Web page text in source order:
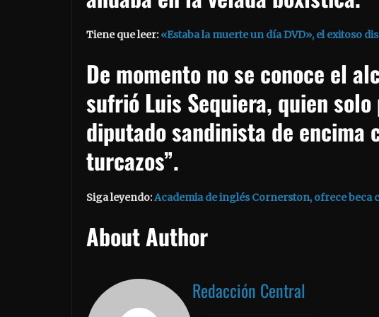
Tiene que leer:«Estaba la muerte un día DVD», el exitoso
De momento no se conoce el
sufrió Luis Sequiera, quien
diputado sandinista de encima
turcazos”.
Siga leyendo:Academia de inglés Cornerston, ofrece beca
About Author
Redacción Central